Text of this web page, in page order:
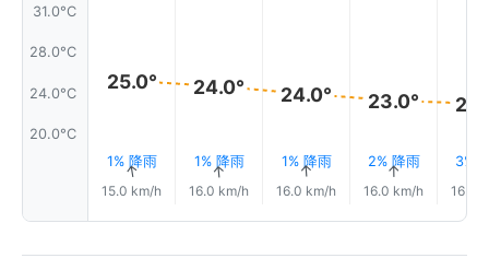
31.0°C
28.0°C
24.0°C
20.0°C
25.0°
1% 降雨
↑
15.0 km/h
24.0°
1% 降雨
↑
16.0 km/h
24.0°
1% 降雨
↑
16.0 km/h
23.0°
2% 降雨
↑
16.0 km/h
3%
16.0